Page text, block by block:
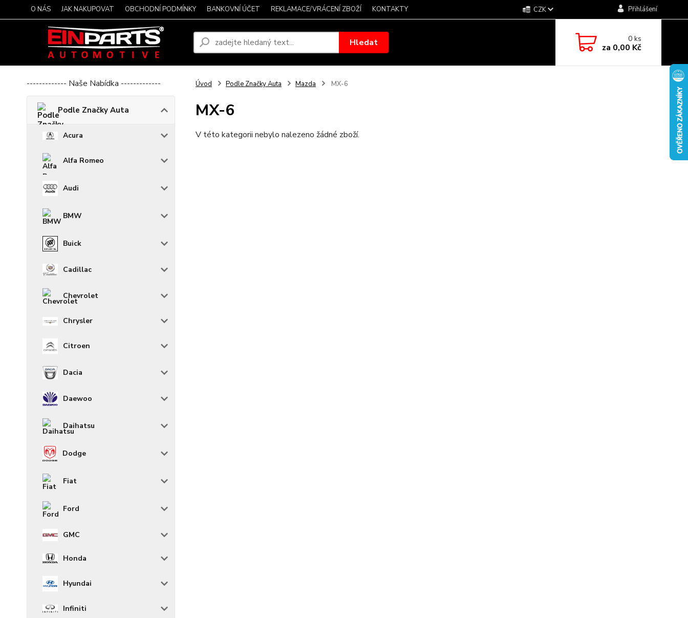
O NÁS JAK NAKUPOVAT OBCHODNÍ PODMÍNKY BANKOVNÍ ÚČET REKLAMACE/VRÁCENÍ ZBOŽÍ KONTAKTY CZK Přihlášení
Hledat 0ks
za 0,00 Kč
------------- Naše Nabídka -------------
Podle Značky Auta
Acura
Alfa Romeo
Audi
BMW
Buick
Cadillac
Chevrolet
Chrysler
Citroen
Dacia
Daewoo
Daihatsu
Dodge
Fiat
Ford
GMC
Honda
Hyundai
Infiniti
Úvod Podle Značky Auta Mazda MX-6
MX-6
V této kategorii nebylo nalezeno žádné zboží.